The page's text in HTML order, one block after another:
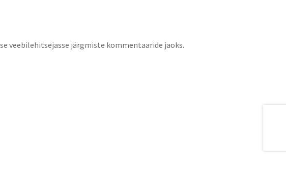
veebilehitsejasse järgmiste kommentaaride jaoks.